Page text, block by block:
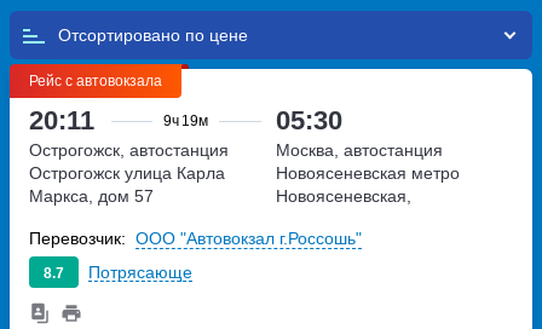
Отсортировано по
Рейс с автовокзала
20:11 9ч 19м 05:30
Острогожск, автостанция
Острогожск улица Карла
Маркса, дом 57
Москва, автостанция
Новоясеневская метро
Новоясеневская,
владение 4
8.7 Потрясающе
Перевозчик: ООО "Автовокзал г.Россошь"